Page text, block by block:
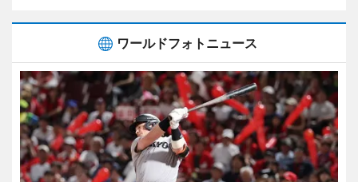
ワールドフォトニュース